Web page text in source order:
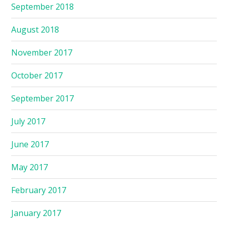
September 2018
August 2018
November 2017
October 2017
September 2017
July 2017
June 2017
May 2017
February 2017
January 2017